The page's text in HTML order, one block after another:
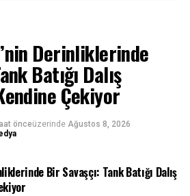
Evindar Tiğrak’ın
tarihinden bu yana haber
Evindar Tiğrak için başlatılan
gelişmeler yaşandı. Uzun süredir
kayıp kadının bir cinayete
ihtimalini güçlendirirken,
gönderildi. Olayın aydınlatılması
Derinliklerinde
Batığı Dalış
Çekiyor
önceüzerinde Ağustos 8, 2026
Bir Savaşçı: Tank Batığı Dalış